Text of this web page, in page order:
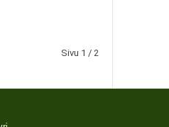
Sivu 1 / 2